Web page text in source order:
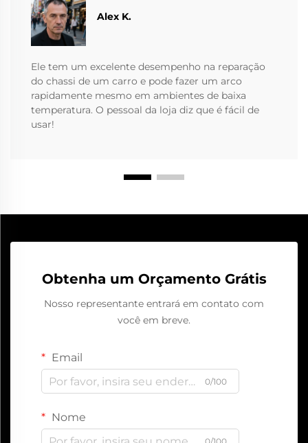
Alex K.
Ele tem um excelente desempenho na reparação
do chassi de um carro e pode fazer um arco
rapidamente mesmo em ambientes de baixa
temperatura. O pessoal da loja diz que é fácil de
usar!
Obtenha um Orçamento Grátis
Nosso representante entrará em contato com
você em breve.
Email
0/100
Nome